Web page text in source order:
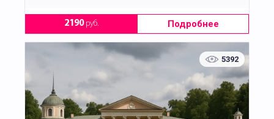
2190руб. Подробнее
5392